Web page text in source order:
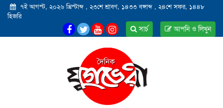
৭ই আগস্ট, ২০২৬ খ্রিস্টাব্দ , ২৩শে শ্রাবণ, ১৪৩৩ বঙ্গাব্দ , ২৪শে সফর, ১৪৪৮
হিজরি
আপনি ও লিখুন
সার্চ